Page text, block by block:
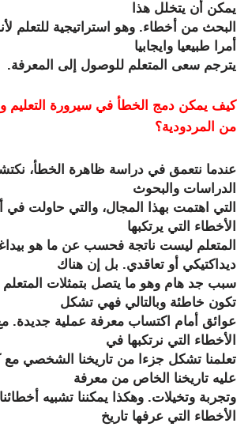
يمكن أن يتخلل هذا
البحث من أخطاء. وهو استراتيجية للتعلم
أمرا طبيعيا وايجابيا
يترجم سعى المتعلم للوصول إلى المعرفة.
كيف يمكن دمج الخطأ في سيرورة التعليم
من المردودية؟
عندما نتعمق في دراسة ظاهرة الخطأ،
الدراسات والبحوث
التي اهتمت بهذا المجال، والتي حاولت في
الأخطاء التي يرتكبها
المتعلم ليست ناتجة فحسب عن ما هو
ديداكتيكي أو تعاقدي. بل إن هناك
سبب جد هام وهو ما يتصل بتمثلات المتعلم
تكون خاطئة وبالتالي فهي تشكل
عوائق أمام اكتساب معرفة عملية جديدة.
الأخطاء التي نرتكبها في
تعلمنا تشكل جزءا من تاريخنا الشخصي
عليه تاريخنا الخاص من معرفة
وتجربة وتخيلات. وهكذا يمكننا تشبيه
الأخطاء التي عرفها تاريخ